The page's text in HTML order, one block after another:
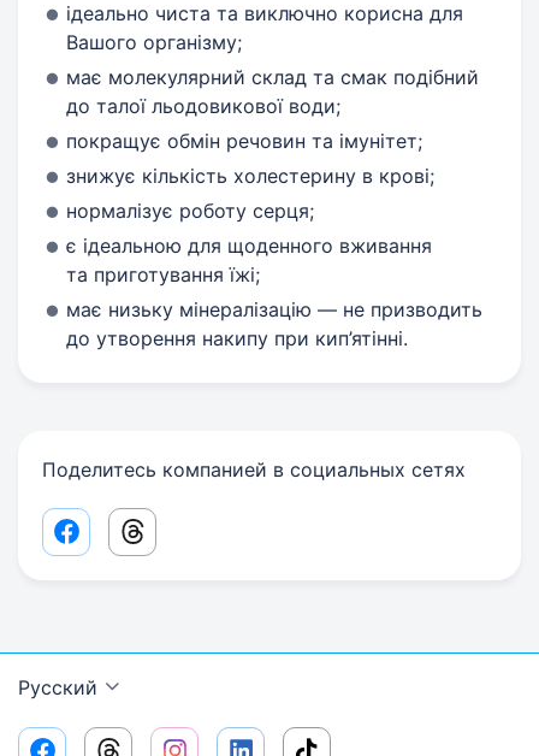
ідеально чиста та виключно корисна для
Вашого організму;
має молекулярний склад та смак подібний
до талої льодовикової води;
покращує обмін речовин та імунітет;
знижує кількість холестерину в крові;
нормалізує роботу серця;
є ідеальною для щоденного вживання
та приготування їжі;
має низьку мінералізацію — не призводить
до утворення накипу при кип’ятінні.
Поделитесь компанией в социальных сетях
Facebook share link
Threads share link
Русский